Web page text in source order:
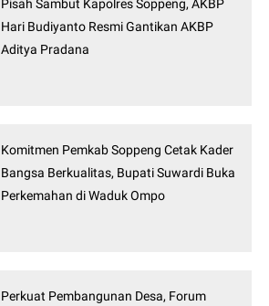
Pisah Sambut Kapolres Soppeng, AKBP
Hari Budiyanto Resmi Gantikan AKBP
Aditya Pradana
Komitmen Pemkab Soppeng Cetak Kader
Bangsa Berkualitas, Bupati Suwardi Buka
Perkemahan di Waduk Ompo
Perkuat Pembangunan Desa, Forum